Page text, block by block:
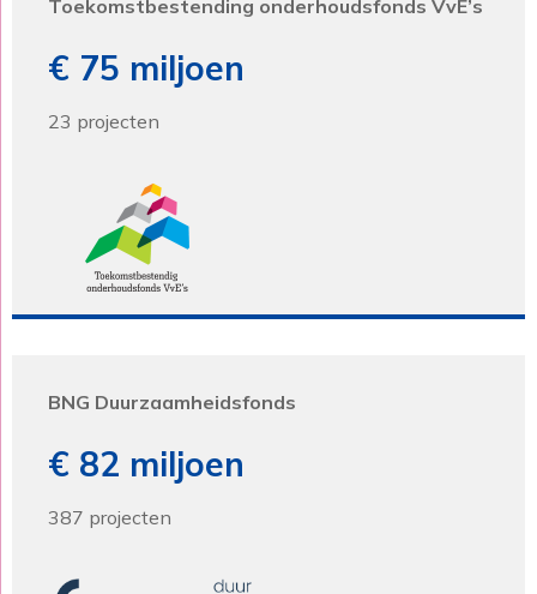
Toekomstbestending onderhoudsfonds VvE’s
€ 75 miljoen
23 projecten
BNG Duurzaamheidsfonds
€ 82 miljoen
387 projecten